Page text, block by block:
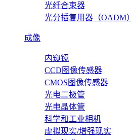
光纤合束器
光分插复用器（OADM）
成像
内窥镜
CCD图像传感器
CMOS图像传感器
光电二极管
光电晶体管
科学和工业相机
虚拟现实/增强现实